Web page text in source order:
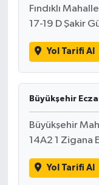
Fındıklı
17-19 D Şakir
Yol Tarifi Al
Büyükşehir
Büyükşehir
14A2 1 Zigana
Yol Tarifi Al